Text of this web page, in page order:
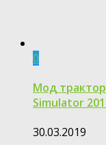
0
Moд
Simulator
30.03.2019